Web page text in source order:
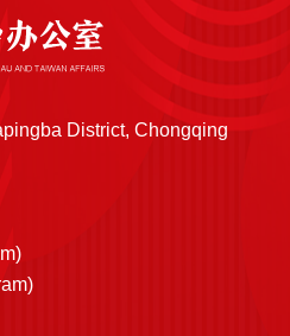
District, Chongqing